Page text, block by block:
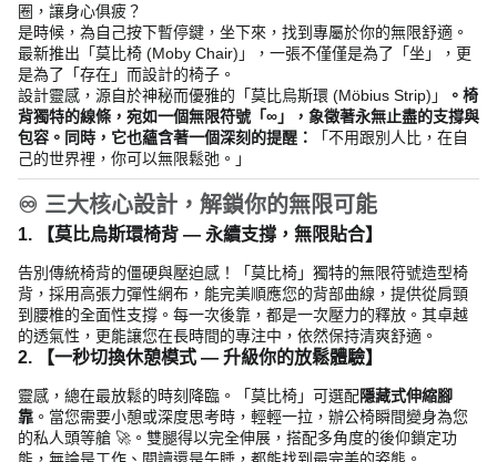
圈，讓身心俱疲？
是時候，為自己按下暫停鍵，坐下來，找到專屬於你的無限舒適。
最新推出「莫比椅 (Moby Chair)」，一張不僅僅是為了「坐」，更
是為了「存在」而設計的椅子。
設計靈感，源自於神秘而優雅的「莫比烏斯環 (Möbius Strip)」
。椅
背獨特的線條，宛如一個無限符號「∞」，象徵著永無止盡的支撐與
包容。同時，它也蘊含著一個深刻的提醒：
「不用跟別人比，在自
己的世界裡，你可以無限鬆弛。」
♾️ 三大核心設計，解鎖你的無限可能
1. 【莫比烏斯環椅背 — 永續支撐，無限貼合】
告別傳統椅背的僵硬與壓迫感！「莫比椅」獨特的無限符號造型椅
背，採用高張力彈性網布，能完美順應您的背部曲線，提供從肩頸
到腰椎的全面性支撐。每一次後靠，都是一次壓力的釋放。其卓越
的透氣性，更能讓您在長時間的專注中，依然保持清爽舒適。
2. 【一秒切換休憩模式 — 升級你的放鬆體驗】
靈感，總在最放鬆的時刻降臨。「莫比椅」可選配隱藏式伸縮腳
靠 。當您需要小憩或深度思考時，輕輕一拉，辦公椅瞬間變身為您
的私人頭等艙 🚀。雙腿得以完全伸展，搭配多角度的後仰鎖定功